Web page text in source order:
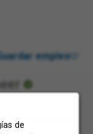
de
Guardar empleo